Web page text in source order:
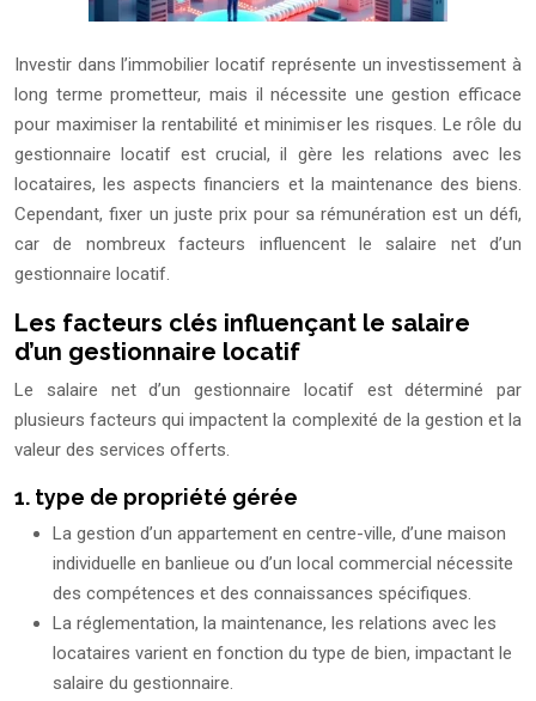
Investir dans l’immobilier locatif représente un investissement à
long terme prometteur, mais il nécessite une gestion efficace
pour maximiser la rentabilité et minimiser les risques. Le rôle du
gestionnaire locatif est crucial, il gère les relations avec les
locataires, les aspects financiers et la maintenance des biens.
Cependant, fixer un juste prix pour sa rémunération est un défi,
car de nombreux facteurs influencent le salaire net d’un
gestionnaire locatif.
Les facteurs clés influençant le salaire
d’un gestionnaire locatif
Le salaire net d’un gestionnaire locatif est déterminé par
plusieurs facteurs qui impactent la complexité de la gestion et la
valeur des services offerts.
1. type de propriété gérée
La gestion d’un appartement en centre-ville, d’une maison
individuelle en banlieue ou d’un local commercial nécessite
des compétences et des connaissances spécifiques.
La réglementation, la maintenance, les relations avec les
locataires varient en fonction du type de bien, impactant le
salaire du gestionnaire.